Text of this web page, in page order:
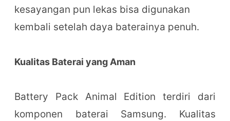
kesayangan pun lekas bisa digunakan
kembali setelah daya baterainya penuh.
Kualitas Baterai yang Aman
Battery Pack Animal Edition terdiri dari
komponen baterai Samsung. Kualitas